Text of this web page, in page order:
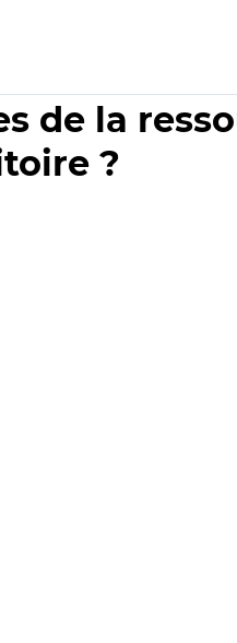
de la
?